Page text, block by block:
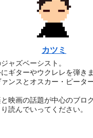
カツミ
ャズベーシスト。
ギターやウクレレを弾きま
ンスとオスカー・ピータ
映画の話題が中心のブログ
読んでいってください。